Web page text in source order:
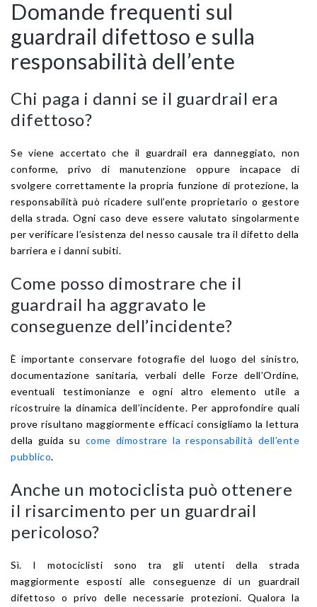
Domande frequenti sul
guardrail difettoso e sulla
responsabilità dell’ente
Chi paga i danni se il guardrail era
difettoso?
Se viene accertato che il guardrail era danneggiato, non
conforme, privo di manutenzione oppure incapace di
svolgere correttamente la propria funzione di protezione, la
responsabilità può ricadere sull’ente proprietario o gestore
della strada. Ogni caso deve essere valutato singolarmente
per verificare l’esistenza del nesso causale tra il difetto della
barriera e i danni subiti.
Come posso dimostrare che il
guardrail ha aggravato le
conseguenze dell’incidente?
È importante conservare fotografie del luogo del sinistro,
documentazione sanitaria, verbali delle Forze dell’Ordine,
eventuali testimonianze e ogni altro elemento utile a
ricostruire la dinamica dell’incidente. Per approfondire quali
prove risultano maggiormente efficaci consigliamo la lettura
della guida su come dimostrare la responsabilità dell’ente
pubblico.
Anche un motociclista può ottenere
il risarcimento per un guardrail
pericoloso?
Sì. I motociclisti sono tra gli utenti della strada
maggiormente esposti alle conseguenze di un guardrail
difettoso o privo delle necessarie protezioni. Qualora la